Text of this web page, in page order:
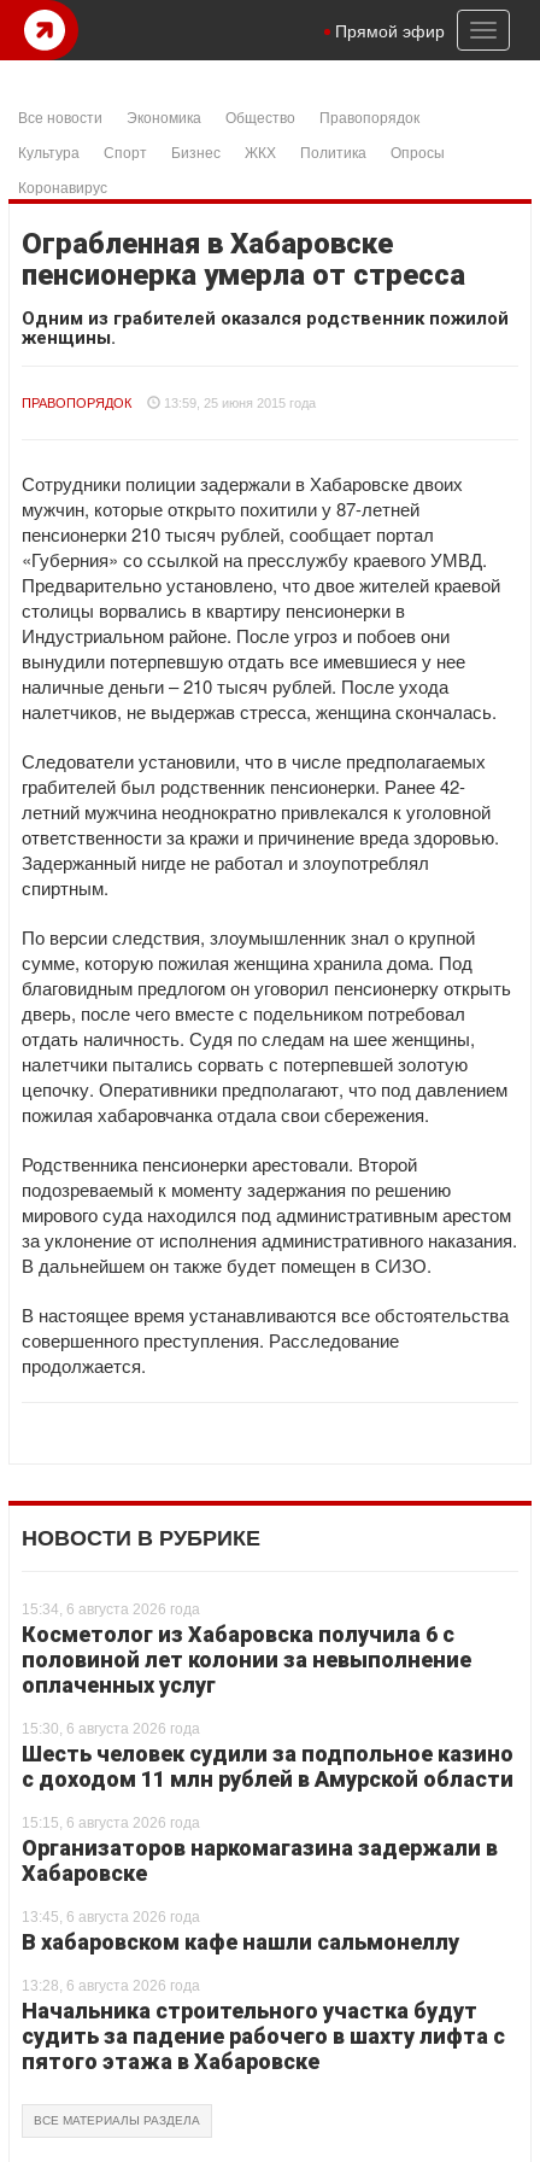
Toggle
Прямой эфир
Все новости Экономика Общество
Правопорядок
Культура
Спорт Бизнес ЖКХ Политика
Опросы
Коронавирус
Ограбленная в Хабаровске
пенсионерка умерла от стресса
Одним из грабителей оказался родственник пожилой
женщины.
ПРАВОПОРЯДОК 13:59, 25 июня 2015 года
Сотрудники полиции задержали в Хабаровске двоих
мужчин, которые открыто похитили у 87-летней
пенсионерки 210 тысяч рублей, сообщает портал
«Губерния» со ссылкой на пресслужбу краевого УМВД.
Предварительно установлено, что двое жителей краевой
столицы ворвались в квартиру пенсионерки в
Индустриальном районе. После угроз и побоев они
вынудили потерпевшую отдать все имевшиеся у нее
наличные деньги – 210 тысяч рублей. После ухода
налетчиков, не выдержав стресса, женщина скончалась.
Следователи установили, что в числе предполагаемых
грабителей был родственник пенсионерки. Ранее 42-
летний мужчина неоднократно привлекался к уголовной
ответственности за кражи и причинение вреда здоровью.
Задержанный нигде не работал и злоупотреблял
спиртным.
По версии следствия, злоумышленник знал о крупной
сумме, которую пожилая женщина хранила дома. Под
благовидным предлогом он уговорил пенсионерку открыть
дверь, после чего вместе с подельником потребовал
отдать наличность. Судя по следам на шее женщины,
налетчики пытались сорвать с потерпевшей золотую
цепочку. Оперативники предполагают, что под давлением
пожилая хабаровчанка отдала свои сбережения.
Родственника пенсионерки арестовали. Второй
подозреваемый к моменту задержания по решению
мирового суда находился под административным арестом
за уклонение от исполнения административного наказания.
В дальнейшем он также будет помещен в СИЗО.
В настоящее время устанавливаются все обстоятельства
совершенного преступления. Расследование
продолжается.
НОВОСТИ В РУБРИКЕ
15:34, 6 августа 2026 года
Косметолог из Хабаровска получила 6 с
половиной лет колонии за невыполнение
оплаченных услуг
15:30, 6 августа 2026 года
Шесть человек судили за подпольное казино
с доходом 11 млн рублей в Амурской области
15:15, 6 августа 2026 года
Организаторов наркомагазина задержали в
Хабаровске
13:45, 6 августа 2026 года
В хабаровском кафе нашли сальмонеллу
13:28, 6 августа 2026 года
Начальника строительного участка будут
судить за падение рабочего в шахту лифта с
пятого этажа в Хабаровске
ВСЕ МАТЕРИАЛЫ РАЗДЕЛА